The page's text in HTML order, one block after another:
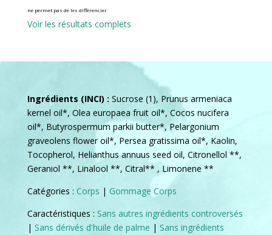
ne permet pas de les différencier
Voir les résultats complets
Ingrédients (INCI) : Sucrose (1), Prunus armeniaca
kernel oil*, Olea europaea fruit oil*, Cocos nucifera
oil*, Butyrospermum parkii butter*, Pelargonium
graveolens flower oil*, Persea gratissima oil*, Kaolin,
Tocopherol, Helianthus annuus seed oil, Citronellol **,
Geraniol **, Linalool **, Citral** , Limonene **
Catégories : Corps | Gommage Corps
Caractéristiques : Sans autres ingrédients controversés
| Sans dérivés d'huile de palme | Sans ingrédients